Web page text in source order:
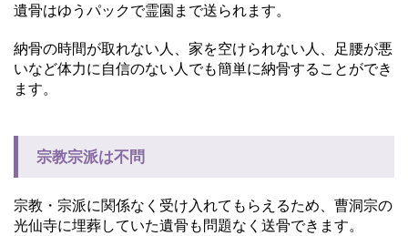
遺骨はゆうパックで霊園まで送られます。
納骨の時間が取れない人、家を空けられない人、足腰が悪
いなど体力に自信のない人でも簡単に納骨することができ
ます。
宗教宗派は不問
宗教・宗派に関係なく受け入れてもらえるため、曹洞宗の
光仙寺に埋葬していた遺骨も問題なく送骨できます。